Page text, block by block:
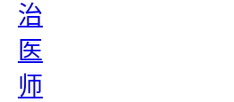
治
医
师